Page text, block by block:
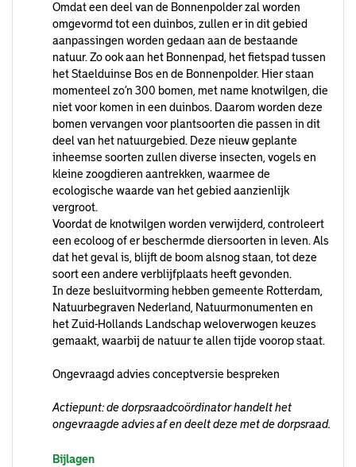
Omdat een deel van de Bonnenpolder zal worden
omgevormd tot een duinbos, zullen er in dit gebied
aanpassingen worden gedaan aan de bestaande
natuur. Zo ook aan het Bonnenpad, het fietspad tussen
het Staelduinse Bos en de Bonnenpolder. Hier staan
momenteel zo’n 300 bomen, met name knotwilgen, die
niet voor komen in een duinbos. Daarom worden deze
bomen vervangen voor plantsoorten die passen in dit
deel van het natuurgebied. Deze nieuw geplante
inheemse soorten zullen diverse insecten, vogels en
kleine zoogdieren aantrekken, waarmee de
ecologische waarde van het gebied aanzienlijk
vergroot.
Voordat de knotwilgen worden verwijderd, controleert
een ecoloog of er beschermde diersoorten in leven. Als
dat het geval is, blijft de boom alsnog staan, tot deze
soort een andere verblijfplaats heeft gevonden.
In deze besluitvorming hebben gemeente Rotterdam,
Natuurbegraven Nederland, Natuurmonumenten en
het Zuid-Hollands Landschap weloverwogen keuzes
gemaakt, waarbij de natuur te allen tijde voorop staat.
Ongevraagd advies conceptversie bespreken
Actiepunt: de dorpsraadcoördinator handelt het
ongevraagde advies af en deelt deze met de dorpsraad.
Bijlagen